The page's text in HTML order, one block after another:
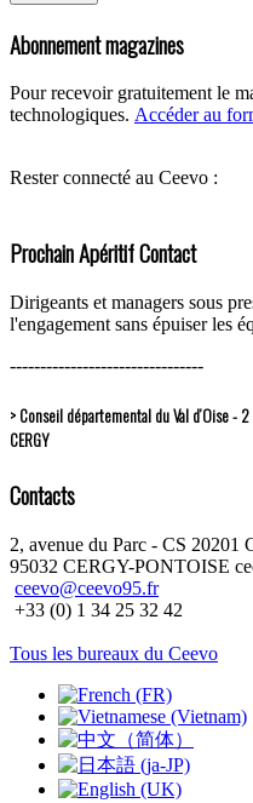
Abonnement magazines
Pour recevoir gratuitement le
technologiques. Accéder au
Rester connecté au Ceevo :
Prochain Apéritif Contact
Dirigeants et managers sous
l'engagement sans épuiser les
--------------------------------
> Conseil départemental du Val d’Oise -
CERGY
Contacts
2, avenue du Parc - CS 20201
95032 CERGY-PONTOISE
ceevo@ceevo95.fr
+33 (0) 1 34 25 32 42
Tous les bureaux du Ceevo